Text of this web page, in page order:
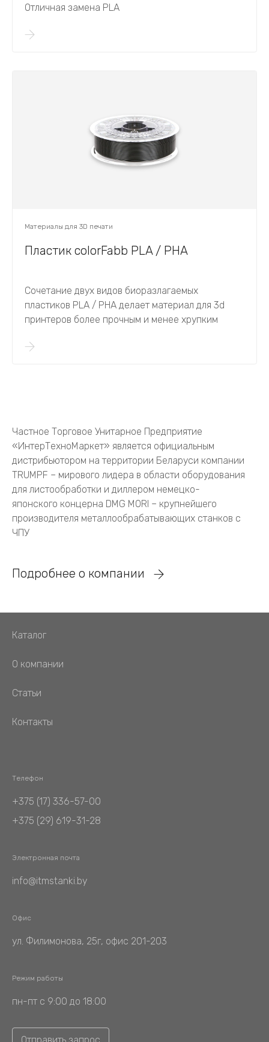
Отличная замена PLA
Материалы для 3D печати
Пластик colorFabb PLA / PHA
Сочетание двух видов биоразлагаемых
пластиков PLA / PHA делает материал для 3d
принтеров более прочным и менее хрупким
Частное Торговое Унитарное Предприятие
«ИнтерТехноМаркет» является официальным
дистрибьютором на территории Беларуси компании
TRUMPF – мирового лидера в области оборудования
для листообработки и диллером немецко-
японского концерна DMG MORI – крупнейшего
производителя металлообрабатывающих станков с
ЧПУ
Подробнее о компании
Каталог
О компании
Статьи
Контакты
Телефон
+375 (17) 336-57-00
+375 (29) 619-31-28
Электронная почта
info@itmstanki.by
Офис
ул. Филимонова, 25г, офис 201-203
Режим работы
пн-пт с 9:00 до 18:00
Отправить запрос